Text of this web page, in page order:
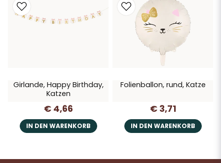
Girlande, Happy Birthday,
Katzen
€ 4,66
IN DEN WARENKORB
Folienballon, rund, Katze
€ 3,71
IN DEN WARENKORB